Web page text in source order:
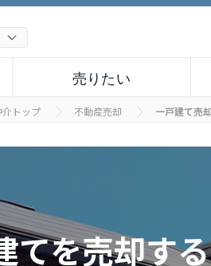
売りたい
トップ 不動産売却 一戸建て売
てを売却す